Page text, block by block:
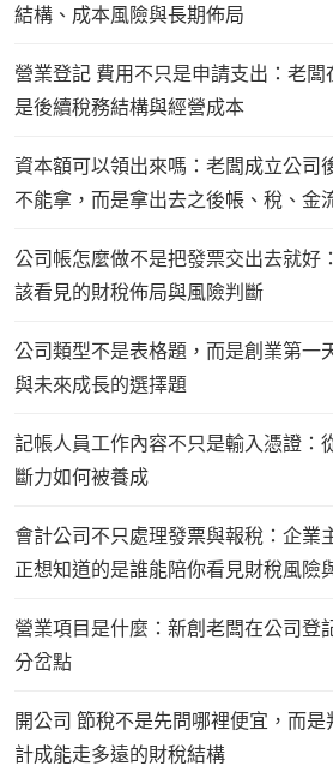
結構、成本風險與長期佈局
營業登記 費用不只是申請支出：老
是後續稅務結構與經營成本
資本額可以領出來嗎：老闆成立公司
不能拿，而是拿出去之後帳、稅、金
公司帳怎麼做不是把發票交出去就好
該看見的財稅佈局與風險判斷
公司類型不是表格題，而是創業第一
與未來成長的選擇題
記帳人員工作內容不只是輸入憑證：
斷力如何被養成
會計公司不只處理發票與報稅：企業
正想知道的是誰能陪你看見財稅風險
營業項目是什麼：新創老闆在公司登
分岔點
開公司 節稅不是先問哪裡便宜，而
計成能走多遠的財稅結構